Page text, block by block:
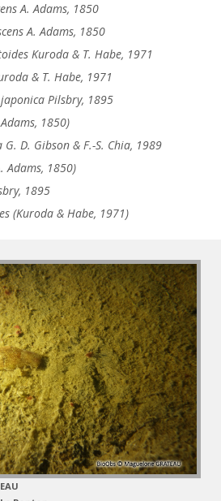
A. Adams, 1850
A. Adams, 1850
Kuroda & T. Habe, 1971
& T. Habe, 1971
Pilsbry, 1895
1850)
D. Gibson & F.-S. Chia, 1989
Adams, 1850)
1895
(Kuroda & Habe, 1971)